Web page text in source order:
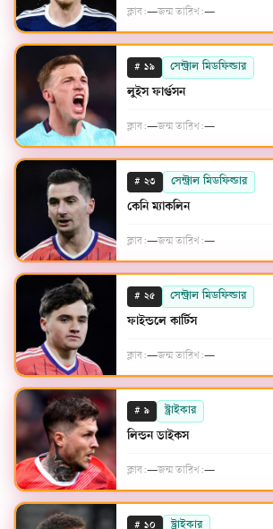
ক্লাব:—জন্ম তারিখ:—
# ১৯ সেন্ট্রাল মিডফিল্ডার
লুইস ফার্গুসন
ক্লাব:—জন্ম তারিখ:—
# ২৩ সেন্ট্রাল মিডফিল্ডার
কেনি ম্যাকলিন
ক্লাব:—জন্ম তারিখ:—
# ২৫ সেন্ট্রাল মিডফিল্ডার
ফাইন্ডলে কার্টিস
ক্লাব:—জন্ম তারিখ:—
# ৯ স্ট্রাইকার
লিন্ডন ডাইকস
ক্লাব:—জন্ম তারিখ:—
# ১০ স্ট্রাইকার